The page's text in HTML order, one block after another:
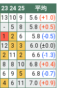
23 24 25
平均
13 10 9 5.6 (+1.0)
- 5 8 5.8 (+0.5)
1 2 6 5.8 (-0.5)
12 3 3 6.0 (±0.0)
2 11 2 6.6 (-1.3)
8 8 10 6.8 (+0.4)
6 9 5 6.8 (-0.7)
4 6 11 7.0 (+0.9)